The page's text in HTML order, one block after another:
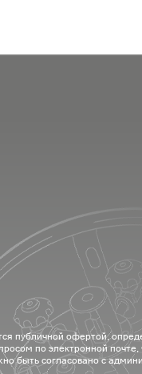
публичной офертой,
по электронной
быть согласовано с